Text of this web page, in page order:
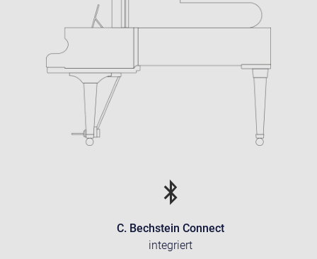
C. Bechstein Connect
integriert